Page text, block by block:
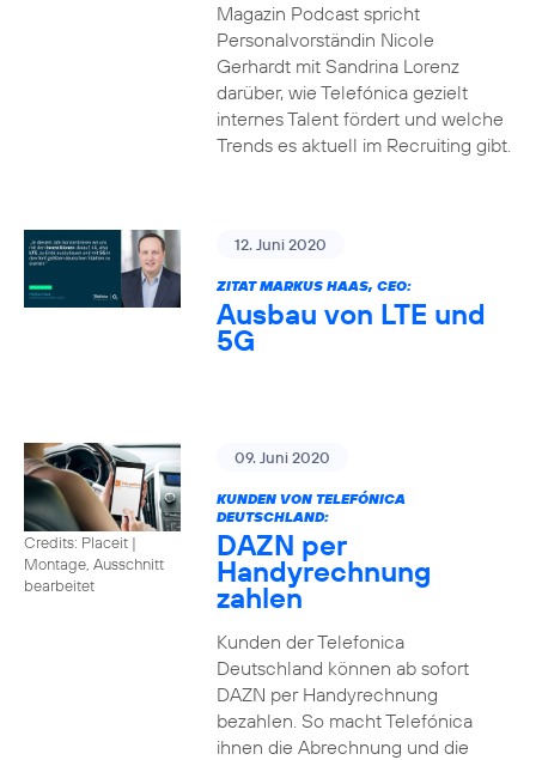
Magazin Podcast spricht
Personalvorständin Nicole
Gerhardt mit Sandrina Lorenz
darüber, wie Telefónica gezielt
internes Talent fördert und welche
Trends es aktuell im Recruiting gibt.
12. Juni 2020
ZITAT MARKUS HAAS, CEO:
Ausbau von LTE und
5G
Credits: Placeit |
Montage, Ausschnitt
bearbeitet
09. Juni 2020
KUNDEN VON TELEFÓNICA
DEUTSCHLAND:
DAZN per
Handyrechnung
zahlen
Kunden der Telefonica
Deutschland können ab sofort
DAZN per Handyrechnung
bezahlen. So macht Telefónica
ihnen die Abrechnung und die